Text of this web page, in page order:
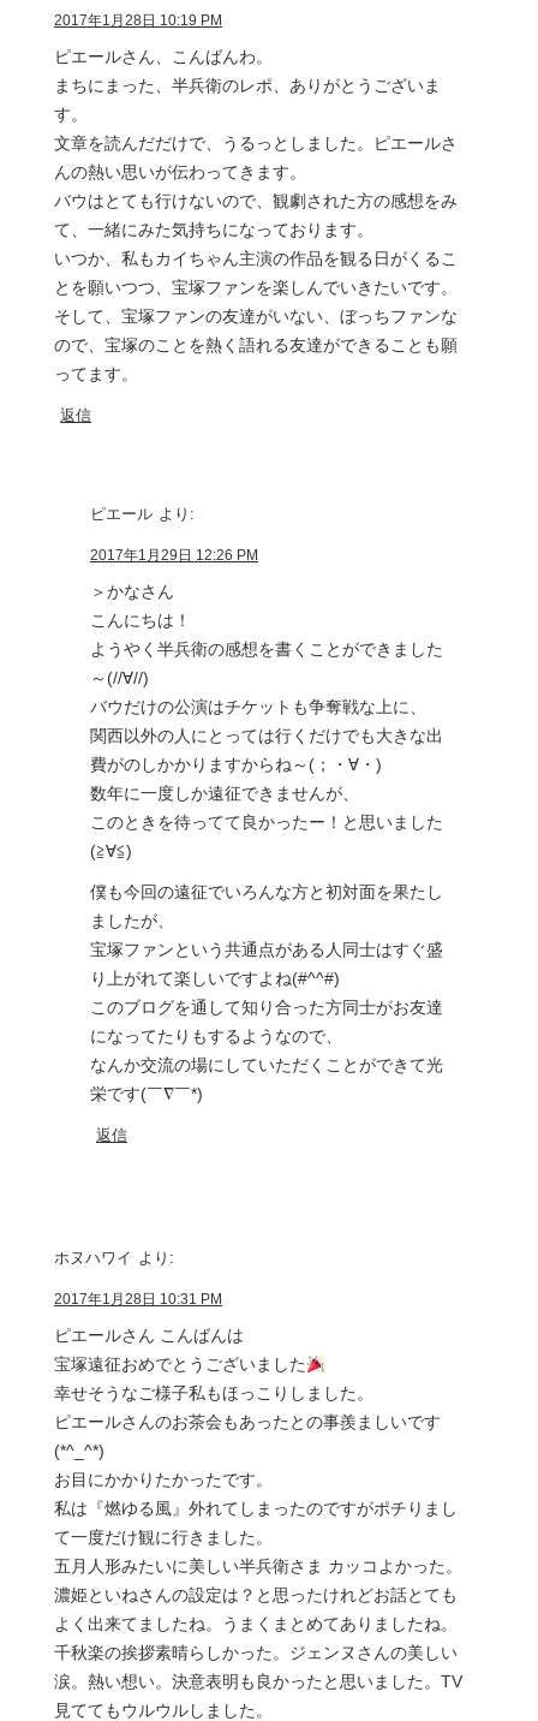
2017年1月28日 10:19 PM
ピエールさん、こんばんわ。
まちにまった、半兵衛のレポ、ありがとうございま
す。
文章を読んだだけで、うるっとしました。ピエールさ
んの熱い思いが伝わってきます。
バウはとても行けないので、観劇された方の感想をみ
て、一緒にみた気持ちになっております。
いつか、私もカイちゃん主演の作品を観る日がくるこ
とを願いつつ、宝塚ファンを楽しんでいきたいです。
そして、宝塚ファンの友達がいない、ぼっちファンな
ので、宝塚のことを熱く語れる友達ができることも願
ってます。
返信
ピエール より:
2017年1月29日 12:26 PM
＞かなさん
こんにちは！
ようやく半兵衛の感想を書くことができました
～(//∀//)
バウだけの公演はチケットも争奪戦な上に、
関西以外の人にとっては行くだけでも大きな出
費がのしかかりますからね～(；・∀・)
数年に一度しか遠征できませんが、
このときを待ってて良かったー！と思いました
(≧∀≦)
僕も今回の遠征でいろんな方と初対面を果たし
ましたが、
宝塚ファンという共通点がある人同士はすぐ盛
り上がれて楽しいですよね(#^^#)
このブログを通して知り合った方同士がお友達
になってたりもするようなので、
なんか交流の場にしていただくことができて光
栄です(￣∇￣*)ゞ
返信
ホヌハワイ より:
2017年1月28日 10:31 PM
ピエールさん こんばんは
宝塚遠征おめでとうございました
幸せそうなご様子私もほっこりしました。
ピエールさんのお茶会もあったとの事羨ましいです
(*^_^*)
お目にかかりたかったです。
私は『燃ゆる風』外れてしまったのですがポチりまし
て一度だけ観に行きました。
五月人形みたいに美しい半兵衛さま カッコよかった。
濃姫といねさんの設定は？と思ったけれどお話とても
よく出来てましたね。うまくまとめてありましたね。
千秋楽の挨拶素晴らしかった。ジェンヌさんの美しい
涙。熱い想い。決意表明も良かったと思いました。TV
見ててもウルウルしました。